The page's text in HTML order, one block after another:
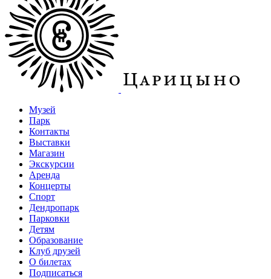
Музей
Парк
Контакты
Выставки
Магазин
Экскурсии
Аренда
Концерты
Спорт
Дендропарк
Парковки
Детям
Образование
Клуб друзей
О билетах
Подписаться